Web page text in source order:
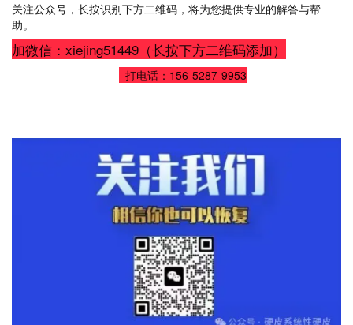
关注公众号， 长按识别下方二维码，将为您提供专业的解答与帮
助。
加微信：xiejing51449（长按下方二维码添加）
打电话：156-5287-9953